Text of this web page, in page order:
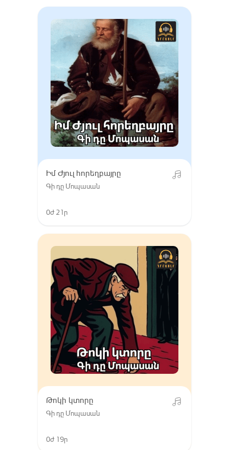
Իմ Ժյուլ հորեղբայրը
Գի դը Մոպասան
0ժ 21ր
Թոկի կտորը
Գի դը Մոպասան
0ժ 19ր